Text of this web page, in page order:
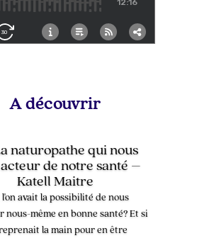
A découvrir
naturopathe qui nous
de notre santé –
Katell Maitre
l'on avait la possibilité de nous
nous-même en bonne santé? Et si
la main pour en être